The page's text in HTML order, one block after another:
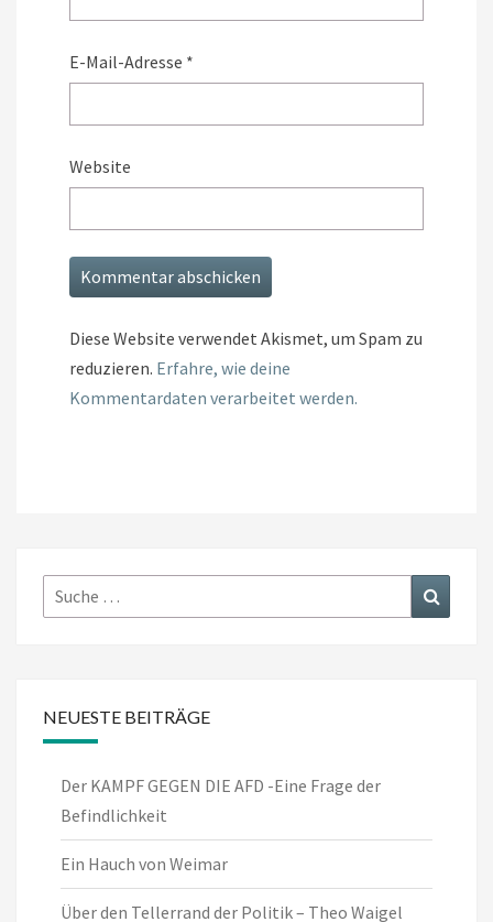
E-Mail-Adresse *
Website
Diese Website verwendet Akismet, um Spam zu
reduzieren. Erfahre, wie deine
Kommentardaten verarbeitet werden.
Suche
nach:
NEUESTE BEITRÄGE
Der KAMPF GEGEN DIE AFD -Eine Frage der
Befindlichkeit
Ein Hauch von Weimar
Über den Tellerrand der Politik – Theo Waigel